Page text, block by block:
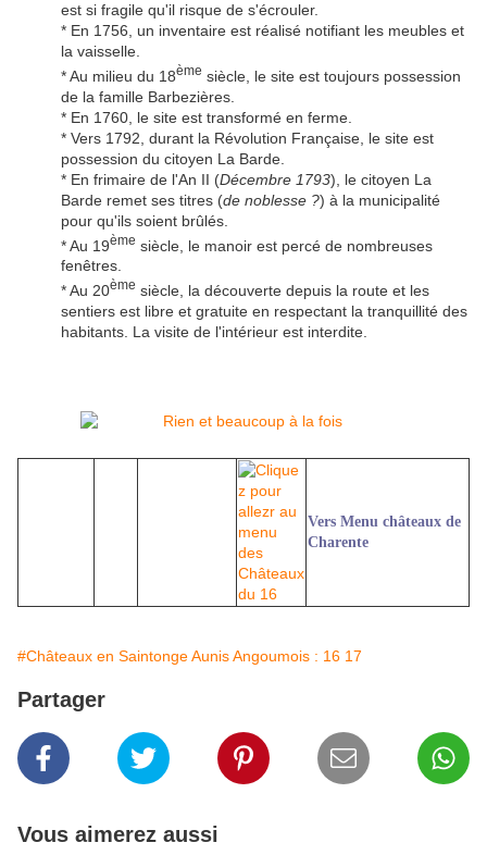
est si fragile qu'il risque de s'écrouler.
* En 1756, un inventaire est réalisé notifiant les meubles et
la vaisselle.
* Au milieu du 18ème siècle, le site est toujours possession
de la famille Barbezières.
* En 1760, le site est transformé en ferme.
* Vers 1792, durant la Révolution Française, le site est
possession du citoyen La Barde.
* En frimaire de l'An II (Décembre 1793), le citoyen La
Barde remet ses titres (de noblesse ?) à la municipalité
pour qu'ils soient brûlés.
* Au 19ème siècle, le manoir est percé de nombreuses
fenêtres.
* Au 20ème siècle, la découverte depuis la route et les
sentiers est libre et gratuite en respectant la tranquillité des
habitants. La visite de l'intérieur est interdite.
Vers Menu châteaux de
Charente
#Châteaux en Saintonge Aunis Angoumois : 16 17
Partager
Vous aimerez aussi